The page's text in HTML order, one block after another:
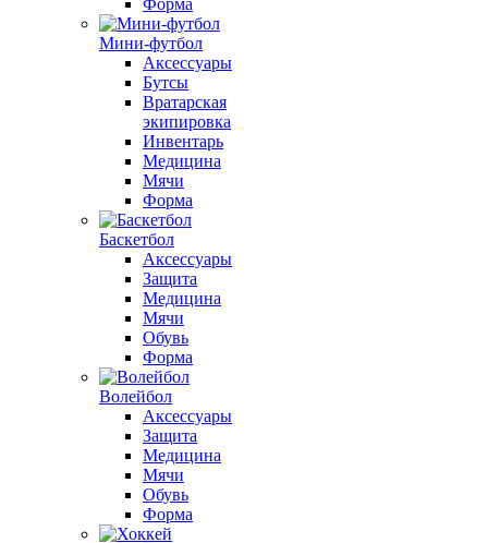
Форма
Мини-футбол
Аксессуары
Бутсы
Вратарская
экипировка
Инвентарь
Медицина
Мячи
Форма
Баскетбол
Аксессуары
Защита
Медицина
Мячи
Обувь
Форма
Волейбол
Аксессуары
Защита
Медицина
Мячи
Обувь
Форма